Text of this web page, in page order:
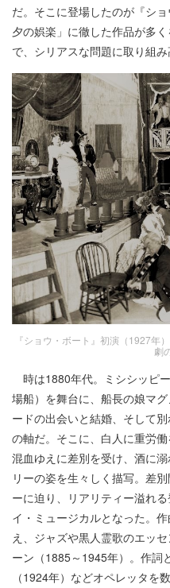
だ。そこに登場したのが『シ
夕の娯楽」に徹した作品が多
で、シリアスな問題に取り組み
『ショウ・ボート』初演（1927年
劇
時は1880年代。ミシシッピ
場船）を舞台に、船長の娘マ
ードの出会いと結婚、そして
の軸だ。そこに、白人に重労働
混血ゆえに差別を受け、酒に
リーの姿を生々しく描写。差
ーに迫り、リアリティー溢れ
イ・ミュージカルとなった。
え、ジャズや黒人霊歌のエッ
ーン（1885～1945年）。作詞
（1924年）などオペレッタを